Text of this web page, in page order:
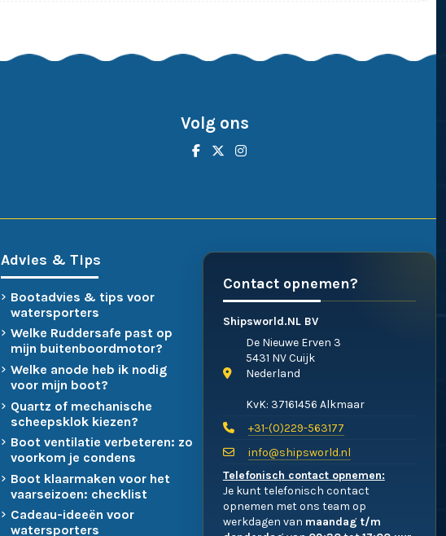
Volg ons
Advies & Tips
Bootadvies & tips voor
watersporters
Welke Ruddersafe past op
mijn buitenboordmotor?
Welke anode heb ik nodig
voor mijn boot?
Quartz of mechanische
scheepsklok kiezen?
Boot ventilatie verbeteren: zo
voorkom je condens
Boot klaarmaken voor het
vaarseizoen: checklist
Cadeau-ideeën voor
watersporters
Contact opnemen?
Shipsworld.NL BV
De Nieuwe Erven 3
5431 NV Cuijk
Nederland
KvK: 37161456 Alkmaar
+31-(0)229-563177
info@shipsworld.nl
Telefonisch contact opnemen:
Je kunt telefonisch contact
opnemen met ons team op
werkdagen van maandag t/m